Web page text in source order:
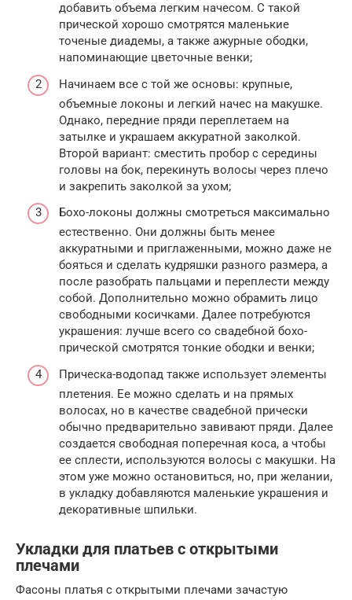
добавить объема легким начесом. С такой
прической хорошо смотрятся маленькие
точеные диадемы, а также ажурные ободки,
напоминающие цветочные венки;
Начинаем все с той же основы: крупные,
объемные локоны и легкий начес на макушке.
Однако, передние пряди переплетаем на
затылке и украшаем аккуратной заколкой.
Второй вариант: сместить пробор с середины
головы на бок, перекинуть волосы через плечо
и закрепить заколкой за ухом;
Бохо-локоны должны смотреться максимально
естественно. Они должны быть менее
аккуратными и приглаженными, можно даже не
бояться и сделать кудряшки разного размера, а
после разобрать пальцами и переплести между
собой. Дополнительно можно обрамить лицо
свободными косичками. Далее потребуются
украшения: лучше всего со свадебной бохо-
прической смотрятся тонкие ободки и венки;
Прическа-водопад также использует элементы
плетения. Ее можно сделать и на прямых
волосах, но в качестве свадебной прически
обычно предварительно завивают пряди. Далее
создается свободная поперечная коса, а чтобы
ее сплести, используются волосы с макушки. На
этом уже можно остановиться, но, при желании,
в укладку добавляются маленькие украшения и
декоративные шпильки.
Укладки для платьев с открытыми
плечами
Фасоны платья с открытыми плечами зачастую